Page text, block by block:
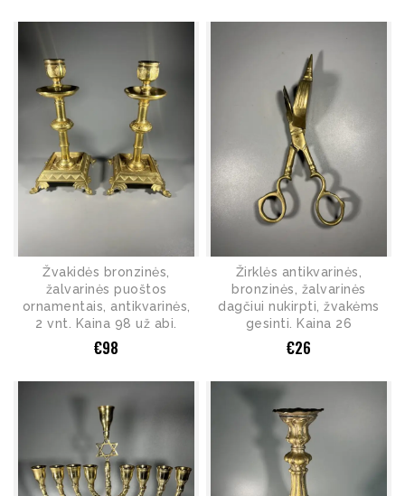
Žvakidės bronzinės,
žalvarinės puoštos
ornamentais, antikvarinės,
2 vnt. Kaina 98 už abi.
€98
Žirklės antikvarinės,
bronzinės, žalvarinės
dagčiui nukirpti, žvakėms
gesinti. Kaina 26
€26